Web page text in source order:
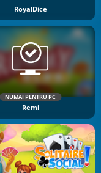
RoyalDice
NUMAI PENTRU PC
Remi